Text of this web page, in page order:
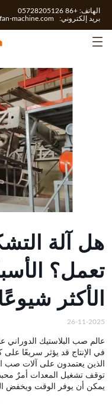
الهاتف: +86 05728205126
بريد إلكتروني: machine.com
هل آلة
تعمل؟
الأكثر شيوعًا
26-11-2025
عالم صب البلاستيك الدوراني
في الإنتاج قد يؤثر سريعًا على
الذين يعتمدون على آلات صب
توقف تشغيل المعدات أمرٌ
يمكن أن يوفر الوقت ويخفض